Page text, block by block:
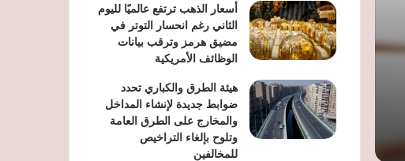
أسعار الذهب ترتفع عالميًا لليوم
الثاني رغم انحسار التوتر في
مضيق هرمز وترقب بيانات
الوظائف الأمريكية
هيئة الطرق والكباري تحدد
ضوابط جديدة لإنشاء المداخل
والمخارج على الطرق العامة
وتلوح بإلغاء التراخيص
للمخالفين